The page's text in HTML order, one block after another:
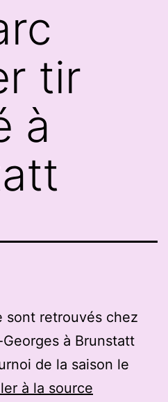
tir
à
sont retrouvés chez
à Brunstatt
de la saison le
à la source